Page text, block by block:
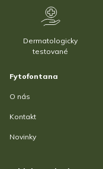
Dermatologicky
testované
Fytofontana
O nás
Kontakt
Novinky